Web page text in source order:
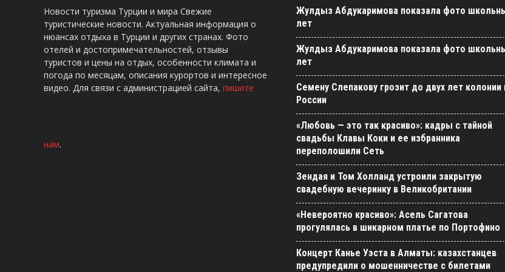
Новости туризма Турции и мира Свежие
туристические новости. Актуальная информация о
нюансах отдыха в Турции и других странах. Фото
отелей и достопримечательностей, отзывы
туристов и цены на отдых, особенности климата и
погода по месяцам, описания курортов и интересное
видео. Для связи с администрацией сайта, пишите
нам.
Жулдыз Абдукаримова показала фото
лет
Жулдыз Абдукаримова показала фото
лет
Семену Слепакову грозит до двух лет колонии
России
«Любовь — это так красиво»: кадры с тайной
свадьбы Клавы Коки и ее избранника
переполошили Сеть
Зендая и Том Холланд устроили закрытую
свадебную вечеринку в Великобритании
«Невероятно красиво»: Асель Сагатова
прогулялась в шикарном платье по Портофино
Концерт Канье Уэста в Алматы: казахстанцев
предупредили о мошенничестве с билетами